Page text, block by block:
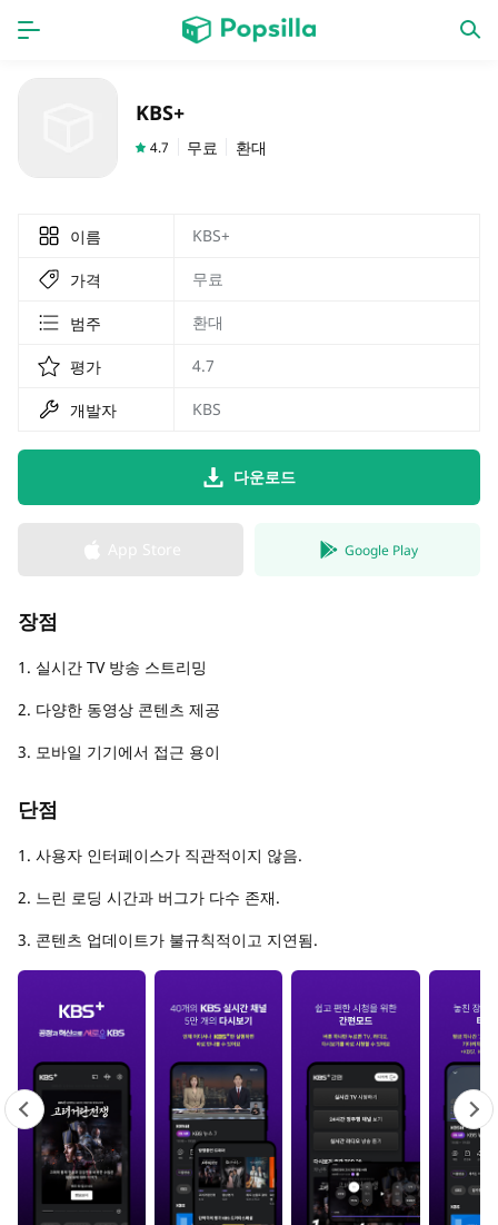
KBS+
4.7 무료 환대
이름 KBS+
가격 무료
범주 환대
평가 4.7
개발자 KBS
다운로드
Google Play
장점
1. 실시간 TV 방송 스트리밍
2. 다양한 동영상 콘텐츠 제공
3. 모바일 기기에서 접근 용이
단점
1. 사용자 인터페이스가 직관적이지 않음.
2. 느린 로딩 시간과 버그가 다수 존재.
3. 콘텐츠 업데이트가 불규칙적이고 지연됨.